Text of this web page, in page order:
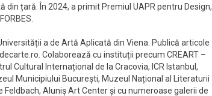
țară. În 2024, a primit Premiul UAPR pentru Design,
a de Artă Aplicată din Viena. Publică articole
Colaborează cu instituții precum CREART –
Cultural Internațional de la Cracovia, ICR Istanbul,
Municipiului București, Muzeul Național al Literaturii
Aluniș Art Center și cu numeroase galerii de